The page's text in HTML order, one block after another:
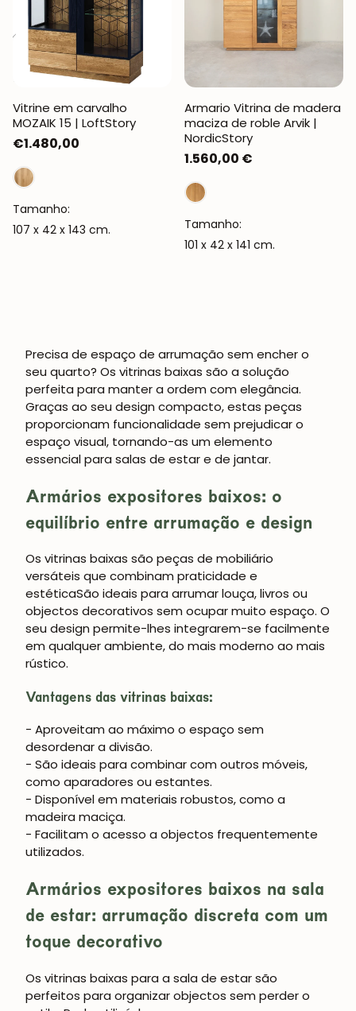
Vitrine em carvalho
MOZAIK 15 | LoftStory
Preço
normal
€1.480,00
Tamanho:
107 x 42 x 143 cm.
Armario Vitrina de madera
maciza de roble Arvik |
NordicStory
Preço
normal
1.560,00 €
Tamanho:
101 x 42 x 141 cm.
Precisa de espaço de arrumação sem encher o
seu quarto? Os vitrinas baixas são a solução
perfeita para manter a ordem com elegância.
Graças ao seu design compacto, estas peças
proporcionam funcionalidade sem prejudicar o
espaço visual, tornando-as um elemento
essencial para salas de estar e de jantar.
Armários expositores baixos: o
equilíbrio entre arrumação e design
Os vitrinas baixas são peças de mobiliário
versáteis que combinam praticidade e
estéticaSão ideais para arrumar louça, livros ou
objectos decorativos sem ocupar muito espaço. O
seu design permite-lhes integrarem-se facilmente
em qualquer ambiente, do mais moderno ao mais
rústico.
Vantagens das vitrinas baixas:
- Aproveitam ao máximo o espaço sem
desordenar a divisão.
- São ideais para combinar com outros móveis,
como aparadores ou estantes.
- Disponível em materiais robustos, como a
madeira maciça.
- Facilitam o acesso a objectos frequentemente
utilizados.
Armários expositores baixos na sala
de estar: arrumação discreta com um
toque decorativo
Os vitrinas baixas para a sala de estarsão
perfeitos para organizar objectos sem perder o